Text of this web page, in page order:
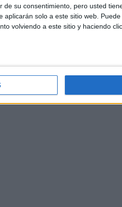
de su consentimiento, pero usted
aplicarán solo a este sitio web.
volviendo a este sitio y haciendo